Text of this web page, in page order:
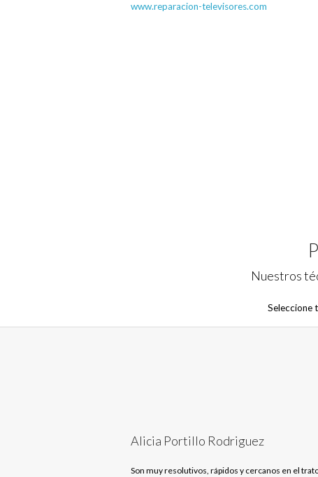
www.reparacion-televisores.com
Nuestros
Seleccione
Alicia Portillo Rodriguez
Son muy resolutivos, rápidos y cercanos en el